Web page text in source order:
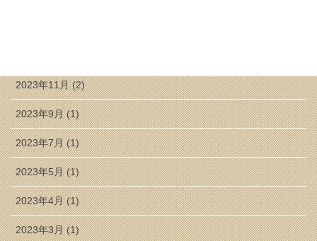
2023年11月 (2)
2023年9月 (1)
2023年7月 (1)
2023年5月 (1)
2023年4月 (1)
2023年3月 (1)